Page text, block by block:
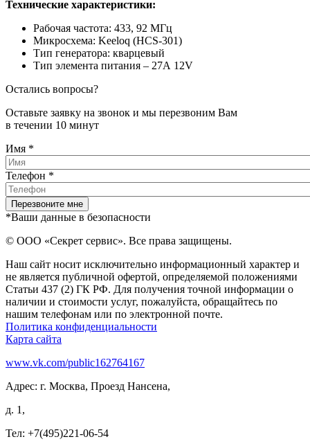
Технические характеристики:
Рабочая частота: 433, 92 МГц
Микросхема: Keeloq (HCS-301)
Тип генератора: кварцевый
Тип элемента питания – 27А 12V
Остались вопросы?
Оставьте заявку на звонок и мы перезвоним Вам
в течении 10 минут
Имя *
Телефон *
*Ваши данные в безопасности
© ООО «Секрет сервис». Все права защищены.
Наш сайт носит исключительно информационный характер и
не является публичной офертой, определяемой положениями
Статьи 437 (2) ГК РФ. Для получения точной информации о
наличии и стоимости услуг, пожалуйста, обращайтесь по
нашим телефонам или по электронной почте.
Политика конфиденциальности
Карта сайта
www.vk.com/public162764167
Адрес: г. Москва, Проезд Нансена,
д. 1,
Тел: +7(495)221-06-54